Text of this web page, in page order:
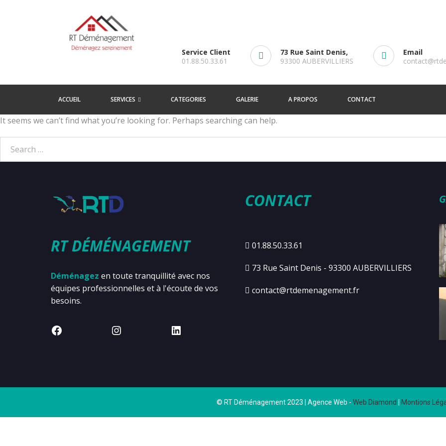
Service Client
01.88.50.33.61
73 Rue Saint Denis,
93300 AUBERVILLIERS
Email
ACCUEIL SERVICES CATEGORIES GALERIE A PROPOS CONTACT
It seems we can’t find what you’re looking for. Perhaps searching can help.
RT DÉMÉNAGEMENT
Déménagez en toute tranquillité avec nos
équipes professionnelles et à l'écoute de vos
besoins.
CONTACT
01.88.50.33.61
73 Rue Saint Denis - 93300 AUBERVILLIERS
contact@rtdemenagement.fr
© RT Déménagement 2023 | Agence Web - Web Diamond Montions